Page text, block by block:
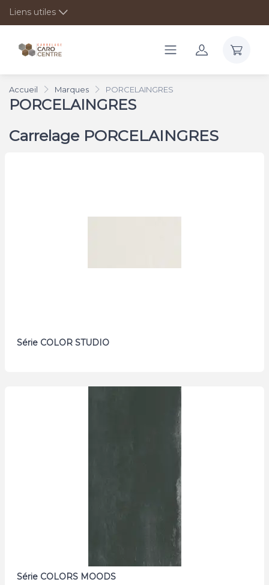
Liens utiles
Accueil Marques PORCELAINGRES
PORCELAINGRES
Carrelage PORCELAINGRES
Série COLOR STUDIO
Série COLORS MOODS